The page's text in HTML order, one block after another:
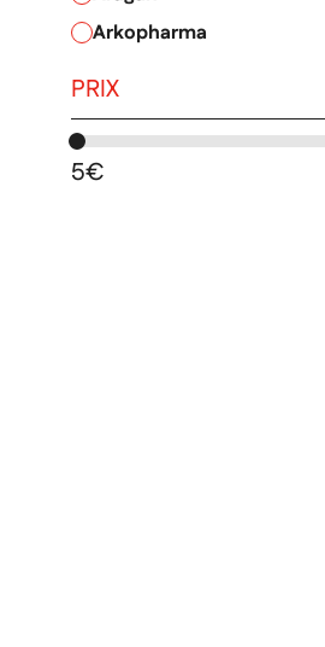
arkopharma
jaldes
PRIX
5€